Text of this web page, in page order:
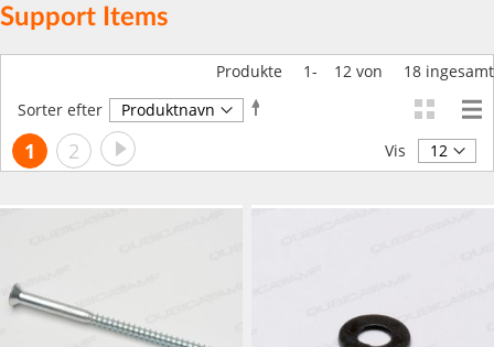
Support Items
Produkte 1- 12 von 18 ingesamt
Sorter efter
Faldende
Side
Du
i
1 Side
2 Side
Videre Vis